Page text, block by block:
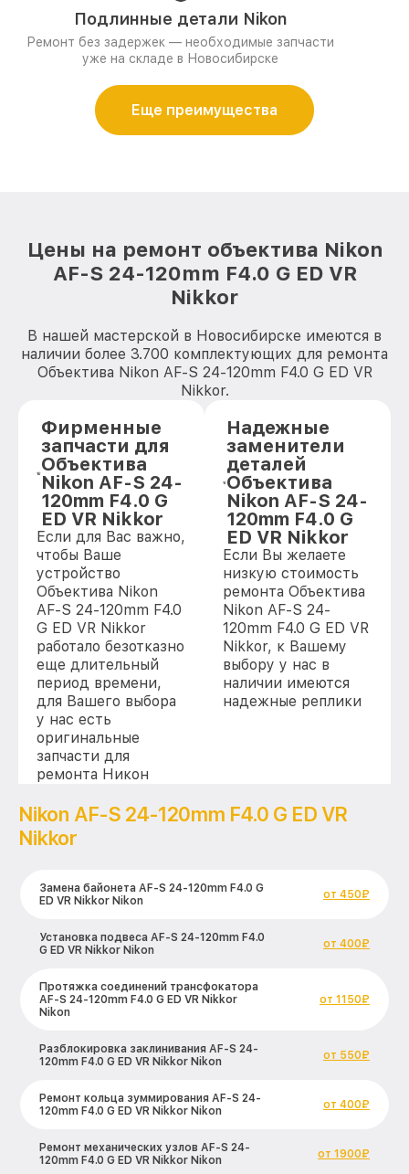
Подлинные детали Nikon
Ремонт без задержек — необходимые запчасти
уже на складе в Новосибирске
Еще преимущества
Цены на ремонт объектива Nikon
AF-S 24-120mm F4.0 G ED VR
Nikkor
В нашей мастерской в Новосибирске имеются в
наличии более 3.700 комплектующих для ремонта
Объектива Nikon AF-S 24-120mm F4.0 G ED VR
Nikkor.
Фирменные
запчасти для
Объектива
Nikon AF-S 24-
120mm F4.0 G
ED VR Nikkor
Если для Вас важно,
чтобы Ваше
устройство
Объектива Nikon
AF-S 24-120mm F4.0
G ED VR Nikkor
работало безотказно
еще длительный
период времени,
для Вашего выбора
у нас есть
оригинальные
запчасти для
ремонта Никон
Надежные
заменители
деталей
Объектива
Nikon AF-S 24-
120mm F4.0 G
ED VR Nikkor
Если Вы желаете
низкую стоимость
ремонта Объектива
Nikon AF-S 24-
120mm F4.0 G ED VR
Nikkor, к Вашему
выбору у нас в
наличии имеются
надежные реплики
Nikon AF-S 24-120mm F4.0 G ED VR
Nikkor
Замена байонета AF-S 24-120mm F4.0 G
ED VR Nikkor Nikon
от 450₽
Установка подвеса AF-S 24-120mm F4.0
G ED VR Nikkor Nikon
от 400₽
Протяжка соединений трансфокатора
AF-S 24-120mm F4.0 G ED VR Nikkor
Nikon
от 1150₽
Разблокировка заклинивания AF-S 24-
120mm F4.0 G ED VR Nikkor Nikon
от 550₽
Ремонт кольца зуммирования AF-S 24-
120mm F4.0 G ED VR Nikkor Nikon
от 400₽
Ремонт механических узлов AF-S 24-
120mm F4.0 G ED VR Nikkor Nikon
от 1900₽